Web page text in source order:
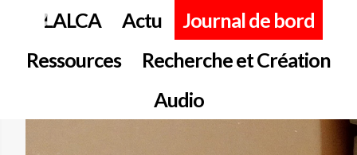
LALCA Actu
Journal de bord
Ressources
Recherche et Création
Audio